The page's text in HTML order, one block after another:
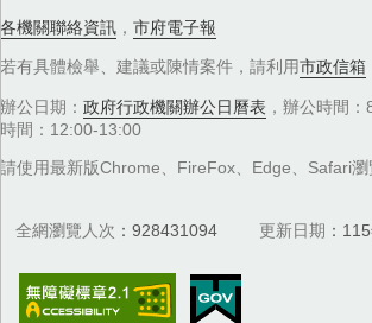
各機關聯絡資訊 ， 市府電子報
若有具體檢舉、建議或陳情案件，請利用市政信箱
辦公日期： 政府行政機關辦公日曆表 ，辦公時間
時間：12:00-13:00
請使用最新版Chrome、FireFox、Edge、Safari瀏
全網瀏覽人次 928431094 更新日期